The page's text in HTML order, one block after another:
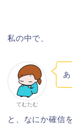
私の中で、
てむたむ
と、なにか確信